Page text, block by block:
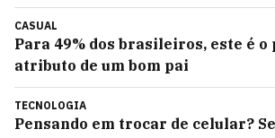
CASUAL
Para 49% dos brasileiros, este é
atributo de um bom pai
TECNOLOGIA
Pensando em trocar de celular?